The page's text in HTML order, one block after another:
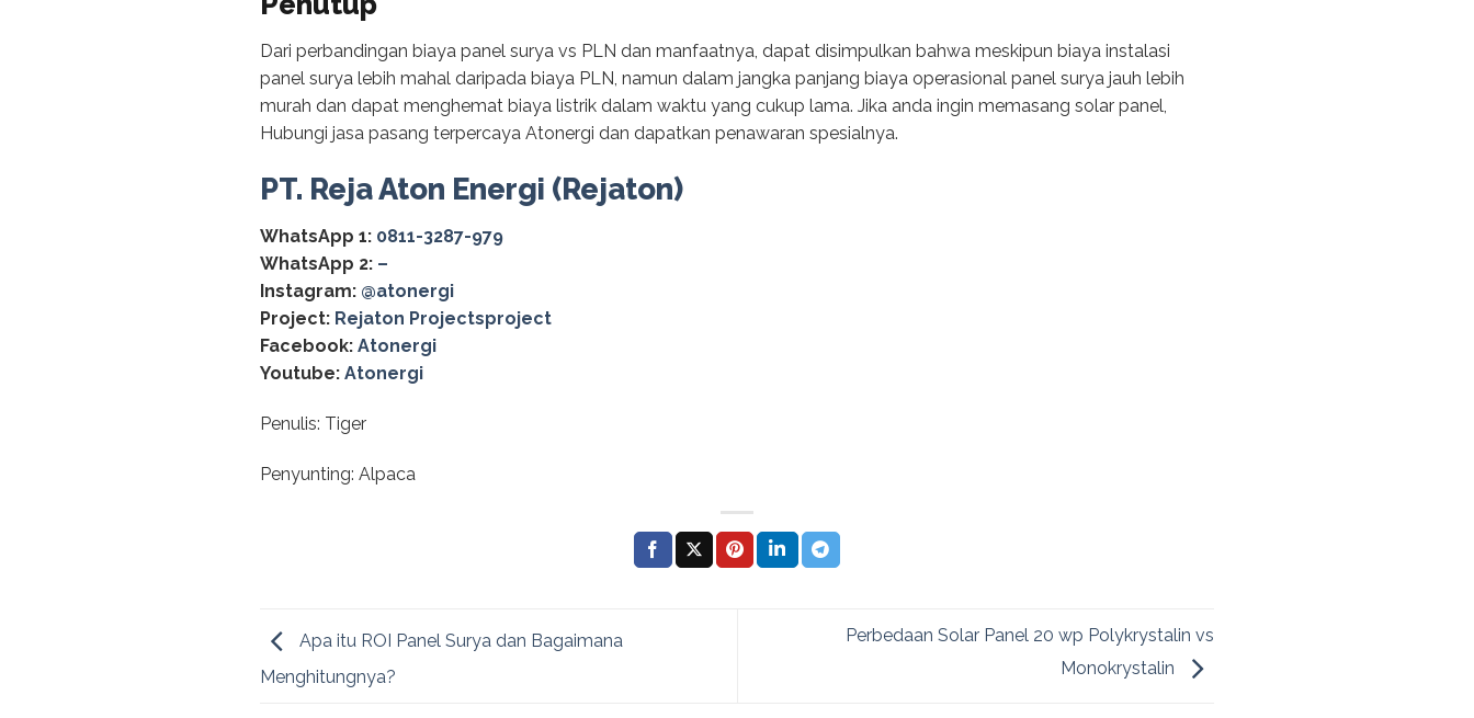
Dari perbandingan biaya panel surya vs PLN dan manfaatnya, dapat disimpulkan bahwa meskipun biaya instalasi
panel surya lebih mahal daripada biaya PLN, namun dalam jangka panjang biaya operasional panel surya jauh lebih
murah dan dapat menghemat biaya listrik dalam waktu yang cukup lama. Jika anda ingin memasang solar panel,
Hubungi jasa pasang terpercaya Atonergi dan dapatkan penawaran spesialnya.
PT. Reja Aton Energi (Rejaton)
WhatsApp 1: 0811-3287-979
WhatsApp 2: –
Instagram: @‌atonergi
Project: Rejaton Projectsproject
Facebook: Atonergi
Youtube: Atonergi
Penulis: Tiger
Penyunting: Alpaca
Apa itu ROI Panel Surya dan Bagaimana
Menghitungnya?
Perbedaan Solar Panel 20 wp Polykrystalin vs
Monokrystalin